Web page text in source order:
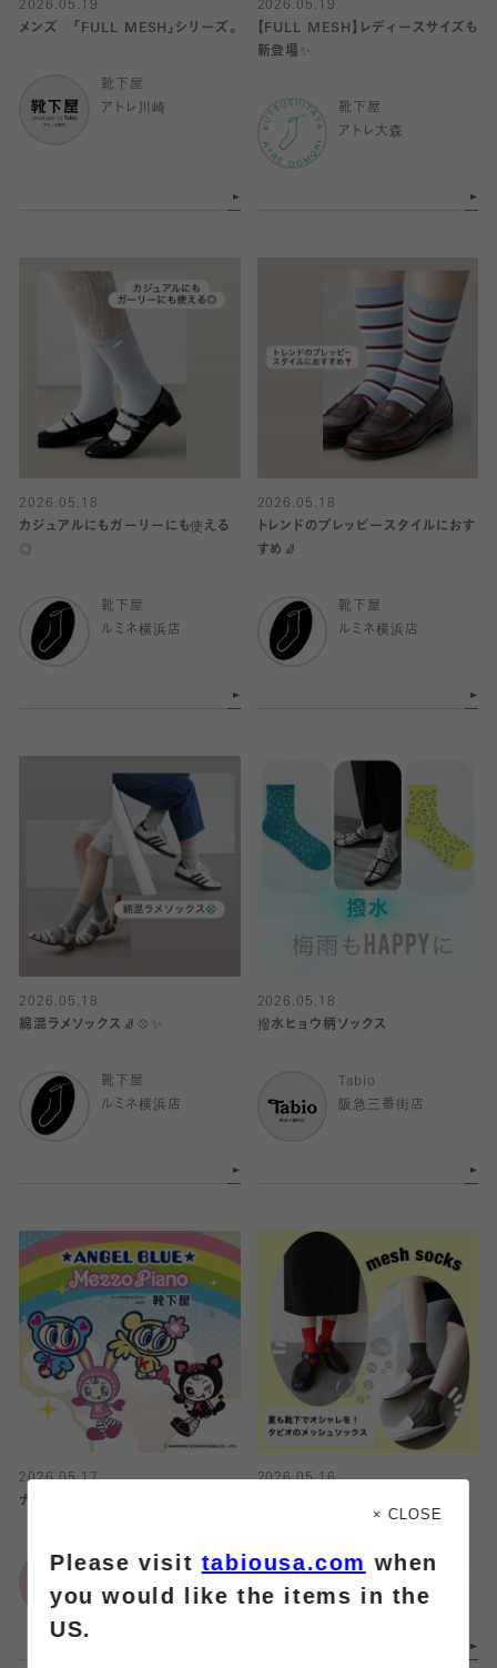
2026.05.19
メンズ 「FULL MESH」シリーズ。
靴下屋
アトレ川崎
2026.05.19
【FULL MESH】レディースサイズも
新登場✨️
靴下屋
アトレ大森
2026.05.18
カジュアルにもガーリーにも使える
◎
靴下屋
ルミネ横浜店
2026.05.18
トレンドのプレッピースタイルにおす
すめ🧦
靴下屋
ルミネ横浜店
2026.05.18
綿混ラメソックス🧦💠✨
靴下屋
ルミネ横浜店
2026.05.18
撥水ヒョウ柄ソックス
Tabio
阪急三番街店
2026.05.17
ナルミヤ×靴下屋がコラボ🧦🩵🩷
靴下屋
2026.05.16
Tabio
レミアム館
× CLOSE
Please visittabiousa.com when
you would like the items in the
US.